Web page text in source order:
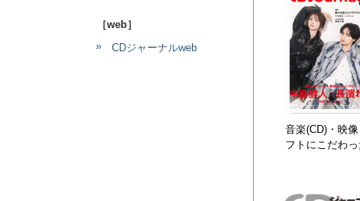
［web］
CDジャーナルweb
音楽(CD)・映
フトにこだわ